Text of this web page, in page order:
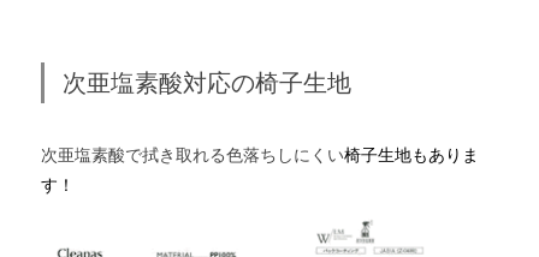
次亜塩素酸対応の椅子生地
次亜塩素酸で拭き取れる色落ちしにくい椅子生地もありま
す！